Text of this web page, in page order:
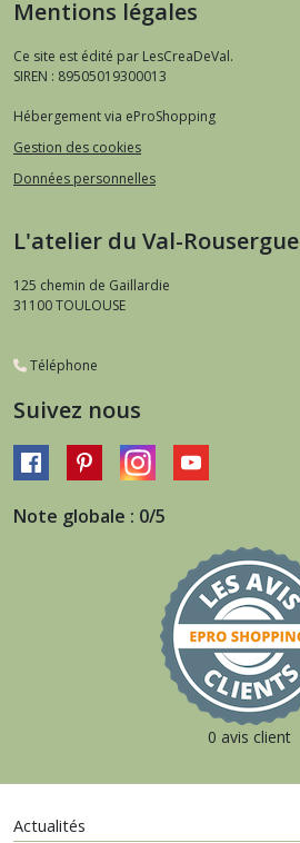
Mentions légales
Ce site est édité par LesCreaDeVal.
SIREN : 89505019300013
Hébergement via eProShopping
Gestion des cookies
Données personnelles
L'atelier du Val-Rousergue
125 chemin de Gaillardie
31100TOULOUSE
Téléphone
Suivez nous
Note globale : 0/5
0 avis client
Actualités